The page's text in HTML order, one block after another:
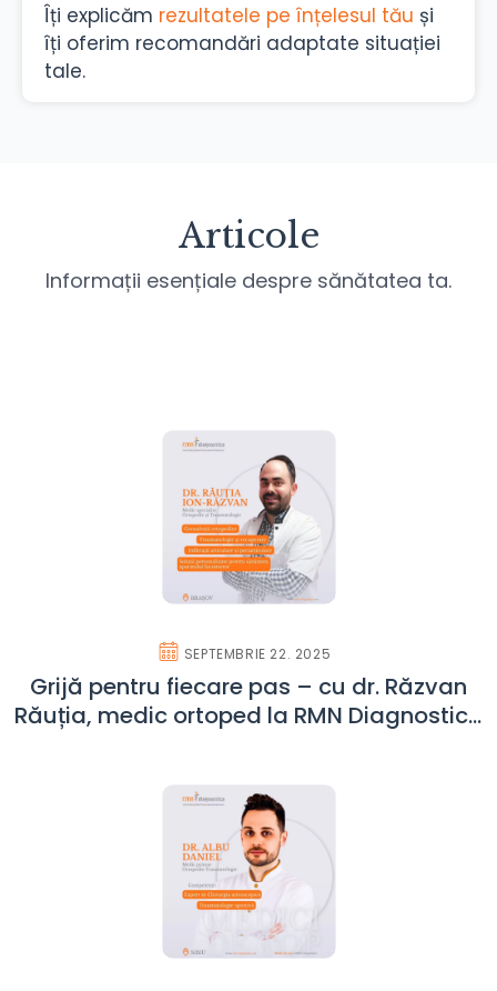
Îți explicăm rezultatele pe înțelesul tău și
îți oferim recomandări adaptate situației
tale.
Articole
Informații esențiale despre sănătatea ta.
SEPTEMBRIE 22. 2025
Grijă pentru fiecare pas – cu dr. Răzvan
Răuția, medic ortoped la RMN Diagnostica